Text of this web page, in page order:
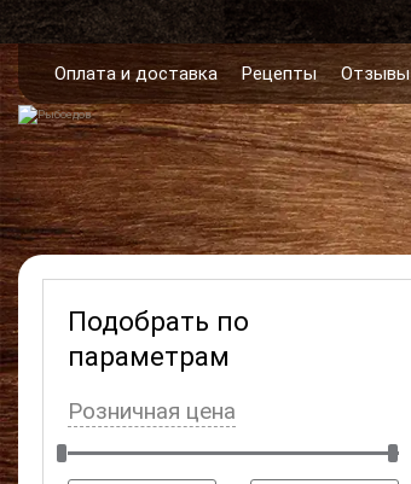
Оплата и доставка Рецепты Отзывы
Подобрать по
параметрам
Розничная цена